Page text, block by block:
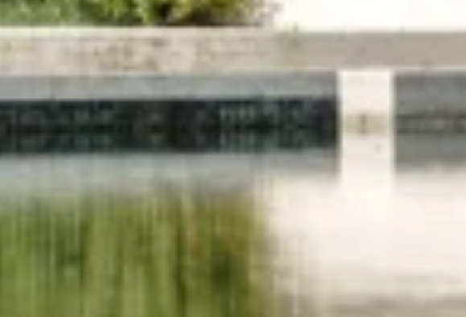
Quel est le profil qui vous correspond le mieux ?
HoReCa Concepteur/Planificateur
Dans quel pays êtes-vous situé ?